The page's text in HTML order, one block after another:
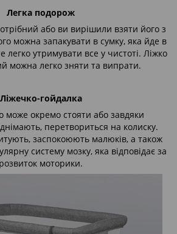
Легка подорож
або ви вирішили взяти його з
можна запакувати в сумку, яка йде в
легко утримувати все у чистоті. Ліжко
можна легко зняти та випрати.
Ліжечко-гойдалка
може окремо стояти або завдяки
перетвориться на колиску.
заспокоюють малюків, а також
систему мозку, яка відповідає за
розвиток моторики.